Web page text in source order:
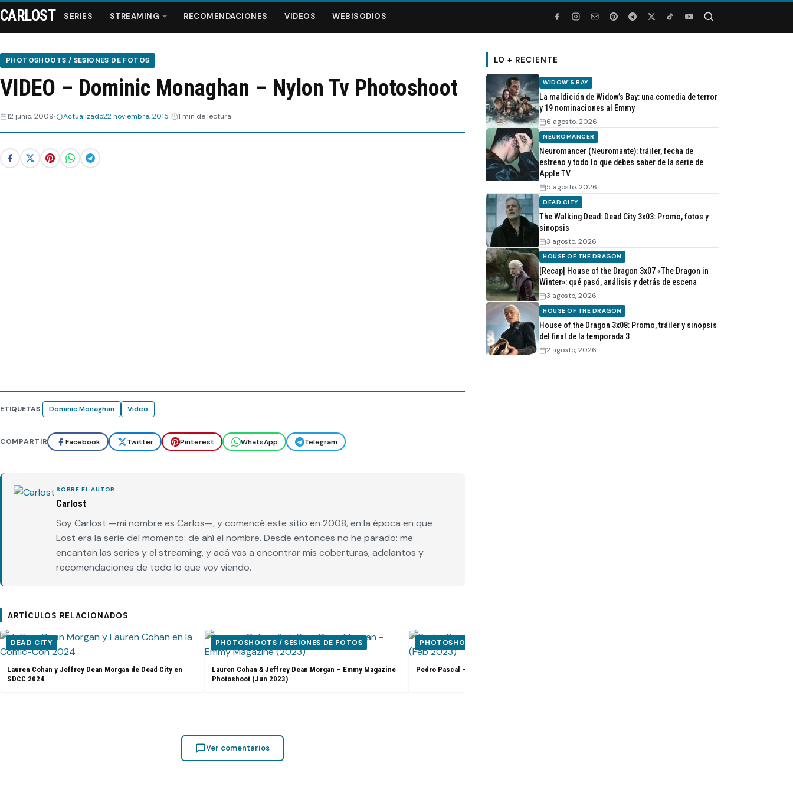
Series
Streaming
Recomendaciones
CARLOST SERIES STREAMING RECOMENDACIONES VIDEOS WEBISODIOS
PHOTOSHOOTS / SESIONES DE FOTOS
VIDEO – Dominic Monaghan – Nylon Tv Photoshoot
12 junio, 2009 Actualizado22 noviembre, 2015 1 min de lectura
ETIQUETAS Dominic Monaghan Video
COMPARTIR Facebook Twitter Pinterest WhatsApp Telegram
SOBRE EL AUTOR
Carlost
Soy Carlost —mi nombre es Carlos—, y comencé este sitio en 2008, en la época en que
Lost era la serie del momento: de ahí el nombre. Desde entonces no he parado: me
encantan las series y el streaming, y acá vas a encontrar mis coberturas, adelantos y
recomendaciones de todo lo que voy viendo.
ARTÍCULOS RELACIONADOS
DEAD CITY
Lauren Cohan y Jeffrey Dean Morgan de Dead City en
SDCC 2024
PHOTOSHOOTS / SESIONES DE FOTOS
Lauren Cohan & Jeffrey Dean Morgan – Emmy Magazine
Photoshoot (Jun 2023)
PHOTOSHOOTS / SESIONES DE FOTOS
Pedro Pascal – Flaunt Magazine Photoshoot (Feb 2023)
Ver comentarios
LO + RECIENTE
WIDOW'S BAY
La maldición de Widow’s Bay: una comedia de terror
y 19 nominaciones al Emmy
6 agosto, 2026
NEUROMANCER
Neuromancer (Neuromante): tráiler, fecha de
estreno y todo lo que debes saber de la serie de
Apple TV
5 agosto, 2026
DEAD CITY
The Walking Dead: Dead City 3x03: Promo, fotos y
sinopsis
3 agosto, 2026
HOUSE OF THE DRAGON
[Recap] House of the Dragon 3x07 «The Dragon in
Winter»: qué pasó, análisis y detrás de escena
3 agosto, 2026
HOUSE OF THE DRAGON
House of the Dragon 3x08: Promo, tráiler y sinopsis
del final de la temporada 3
2 agosto, 2026